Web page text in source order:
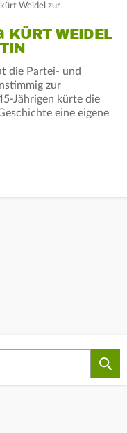
Weidel zur
KÜRT WEIDEL
die Partei- und
zur
Jährigen kürte die
eine eigene